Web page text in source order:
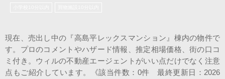
会社案内
現在、売出し中の『高島平レックスマンション』棟内の物件で
す。プロのコメントやハザード情報、推定相場価格、街の口コ
ミ付き。ウィルの不動産エージェントがいい点だけでなく注意
点もご紹介しています。《該当件数：0件 最終更新日：2026